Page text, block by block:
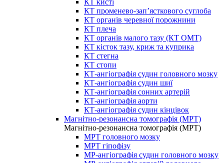
КТ кисті
КТ променево-зап’ясткового суглоба
КТ органів черевної порожнини
КТ плеча
КТ органів малого тазу (КТ ОМТ)
КТ кісток тазу, криж та куприка
КТ стегна
КТ стопи
КТ-ангіографія судин головного мозку
КТ-ангіографія судин шиї
КТ-ангіографія сонних артерій
КТ-ангіографія аорти
КТ-ангіографія судин кінцівок
Магнітно-резонансна томографія (МРТ)
Магнітно-резонансна томографія (МРТ)
МРТ головного мозку
МРТ гіпофізу
МР-ангіографія судин головного мозку